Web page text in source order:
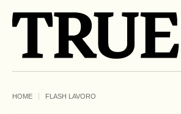
HOME FLASH LAVORO